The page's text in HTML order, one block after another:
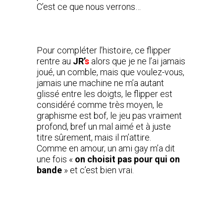
C’est ce que nous verrons…
Pour compléter l’histoire, ce flipper
rentre au JR’s alors que je ne l’ai jamais
joué, un comble, mais que voulez-vous,
jamais une machine ne m’a autant
glissé entre les doigts, le flipper est
considéré comme très moyen, le
graphisme est bof, le jeu pas vraiment
profond, bref un mal aimé et à juste
titre sûrement, mais il m’attire.
Comme en amour, un ami gay m’a dit
une fois « on choisit pas pour qui on
bande » et c’est bien vrai.